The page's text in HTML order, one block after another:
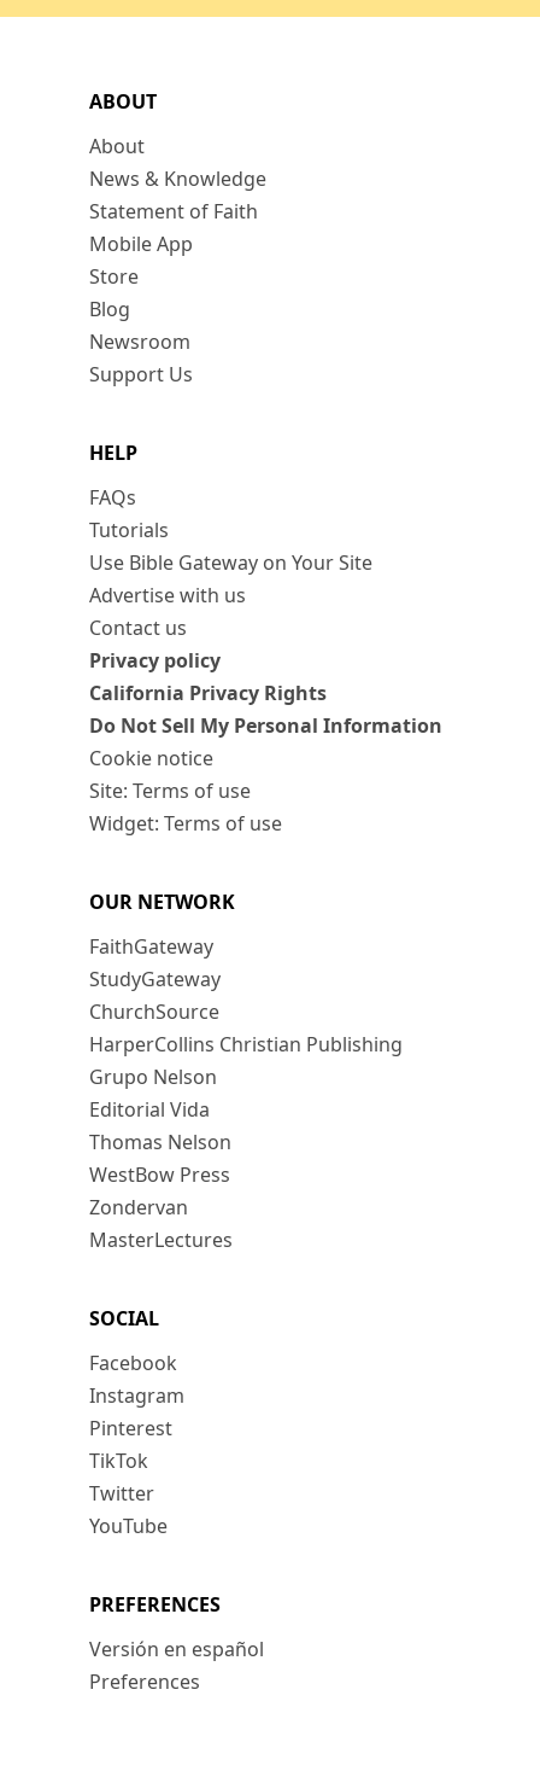
ABOUT
About
News & Knowledge
Statement of Faith
Mobile App
Store
Blog
Newsroom
Support Us
HELP
FAQs
Tutorials
Use Bible Gateway on Your Site
Advertise with us
Contact us
Privacy policy
California Privacy Rights
Do Not Sell My Personal Information
Cookie notice
Site: Terms of use
Widget: Terms of use
OUR NETWORK
FaithGateway
StudyGateway
ChurchSource
HarperCollins Christian Publishing
Grupo Nelson
Editorial Vida
Thomas Nelson
WestBow Press
Zondervan
MasterLectures
SOCIAL
Facebook
Instagram
Pinterest
TikTok
Twitter
YouTube
PREFERENCES
Versión en español
Preferences